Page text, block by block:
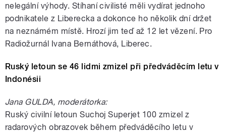
nelegální výhody. Stíhaní civilisté měli vydírat jednoho
podnikatele z Liberecka a dokonce ho několik dní držet
na neznámém místě. Hrozí jim teď až 12 let vězení. Pro
Radiožurnál Ivana Bernáthová, Liberec.
Ruský letoun se 46 lidmi zmizel při předváděcím letu v
Indonésii
Jana GULDA, moderátorka:
Ruský civilní letoun Suchoj Superjet 100 zmizel z
radarových obrazovek během předváděcího letu v